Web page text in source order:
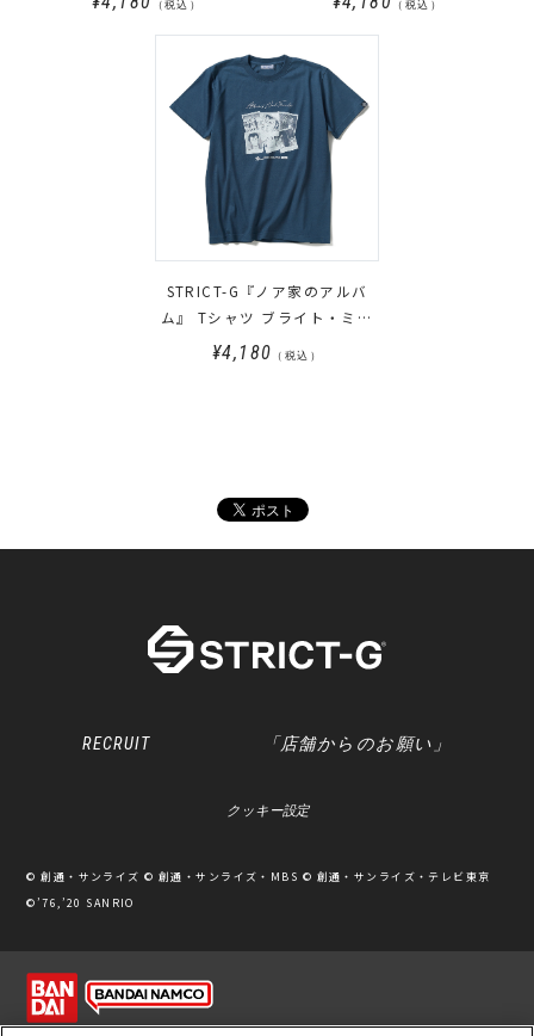
（税込） （税込）
STRICT-G『ノア家のアルバ
ム』 Tシャツ ブライト・ミラ
イ編
¥4,180 （税込）
RECRUIT 「店舗からのお願い」
クッキー設定
© 創通・サンライズ © 創通・サンライズ・MBS © 創通・サンライズ・テレビ東京
©’76,’20 SANRIO